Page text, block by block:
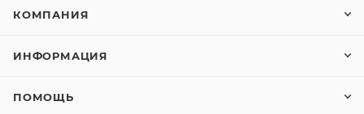
КОМПАНИЯ
ИНФОРМАЦИЯ
ПОМОЩЬ